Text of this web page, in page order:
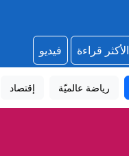
الأكثر قراءة فيديو
رياضة عالميّة إقتصاد